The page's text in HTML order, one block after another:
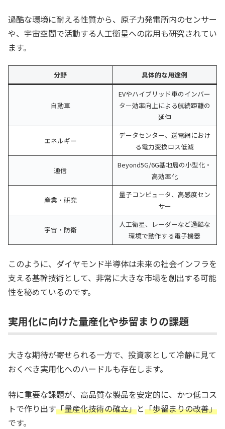
過酷な環境に耐える性質から、原子力発電所内のセンサー
や、宇宙空間で活動する人工衛星への応用も研究されてい
ます。
分野 具体的な用途例
自動車
EVやハイブリッド車のインバー
ター効率向上による航続距離の
延伸
エネルギー
データセンター、送電網におけ
る電力変換ロス低減
通信
Beyond5G/6G基地局の小型化・
高効率化
産業・研究
量子コンピュータ、高感度セン
サー
宇宙・防衛
人工衛星、レーダーなど過酷な
環境で動作する電子機器
このように、ダイヤモンド半導体は未来の社会インフラを
支える基幹技術として、非常に大きな市場を創出する可能
性を秘めているのです。
実用化に向けた量産化や歩留まりの課題
大きな期待が寄せられる一方で、投資家として冷静に見て
おくべき実用化へのハードルも存在します。
特に重要な課題が、高品質な製品を安定的に、かつ低コス
トで作り出す「量産化技術の確立」と「歩留まりの改善」
です。